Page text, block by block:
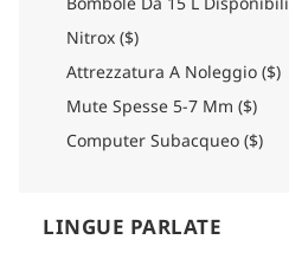
Nitrox ($)
Attrezzatura A Noleggio ($)
Mute Spesse 5-7 Mm ($)
Computer Subacqueo ($)
LINGUE PARLATE